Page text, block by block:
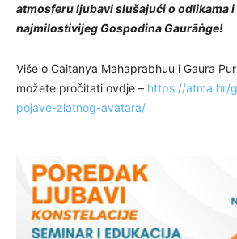
atmosferu ljubavi slušajući o odlikama i
najmilostivijeg Gospodina Gaurāṅge!
Više o Caitanya Mahaprabhuu i Gaura
možete pročitati ovdje – https://atma.hr/
pojave-zlatnog-avatara/